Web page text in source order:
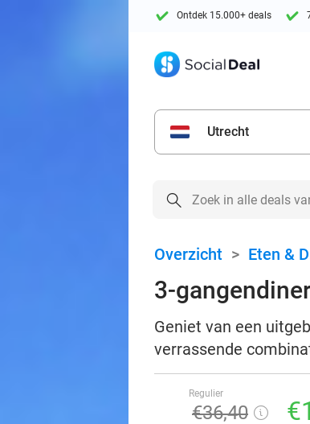
Ontdek 15.000+ deals
Utrecht
Overzicht > Eten &
3-
Geniet van een
verrassende
Regulier
€36,40